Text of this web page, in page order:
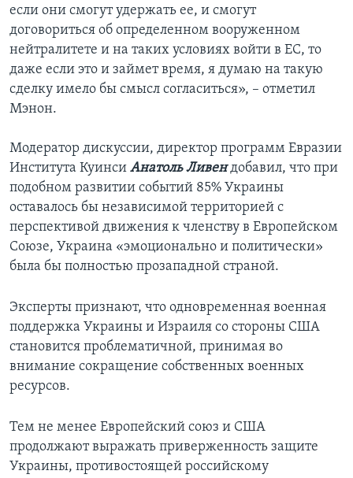
если они смогут удержать ее, и смогут
договориться об определенном вооруженном
нейтралитете и на таких условиях войти в ЕС, то
даже если это и займет время, я думаю на такую
сделку имело бы смысл согласиться», – отметил
Мэнон.
Модератор дискуссии, директор программ Евразии
Института Куинси Анатоль Ливендобавил, что при
подобном развитии событий 85% Украины
оставалось бы независимой территорией с
перспективой движения к членству в Европейском
Союзе, Украина «эмоционально и политически»
была бы полностью прозападной страной.
Эксперты признают, что одновременная военная
поддержка Украины и Израиля со стороны США
становится проблематичной, принимая во
внимание сокращение собственных военных
ресурсов.
Тем не менее Европейский союз и США
продолжают выражать приверженность защите
Украины, противостоящей российскому